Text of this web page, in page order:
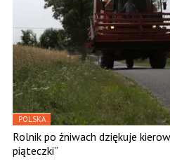
POLSKA
Rolnik po żniwach dziękuje
piąteczki”